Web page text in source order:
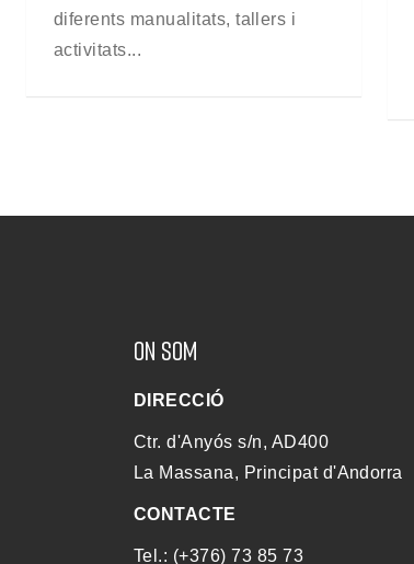
diferents manualitats, tallers i
activitats...
ON SOM
DIRECCIÓ
Ctr. d'Anyós s/n, AD400
La Massana, Principat d'Andorra
CONTACTE
Tel.: (+376) 73 85 73